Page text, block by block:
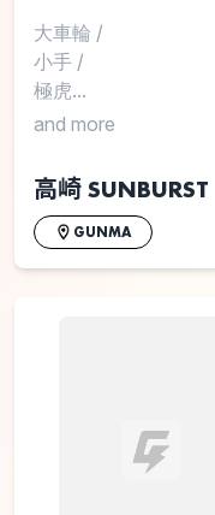
大車輪 /
小手 /
極虎...
and more
高崎 SUNBURST
GUNMA